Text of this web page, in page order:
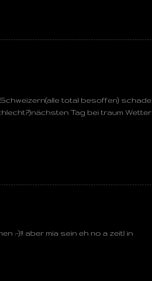
total besoffen) schade
Tag bei traum Wetter
:-)!! aber mia sein eh no a zeitl in